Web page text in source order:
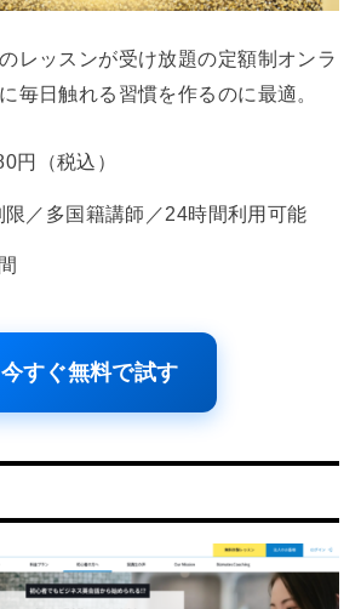
レッスンが受け放題の定額制オンラ
毎日触れる習慣を作るのに最適。
円（税込）
／多国籍講師／24時間利用可能
今すぐ無料で試す